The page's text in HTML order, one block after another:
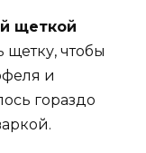
щеткой
щетку, чтобы
и
гораздо